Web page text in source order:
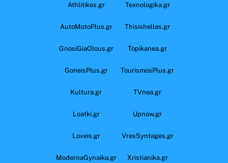
Athlitikes.gr Texnologika.gr
AutoMotoPlus.gr Thisishellas.gr
GnosiGiaOlous.gr Topikanea.gr
GoneisPlus.gr TourismosPlus.gr
Kultura.gr TVnea.gr
Loatki.gr Upnow.gr
Loveis.gr VresSyntages.gr
ModernaGynaika.gr Xristianika.gr